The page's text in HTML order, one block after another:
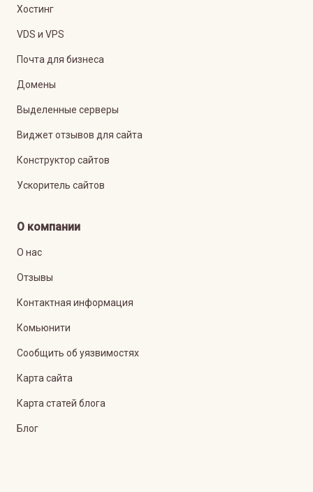
Хостинг
VDS и VPS
Почта для бизнеса
Домены
Выделенные серверы
Виджет отзывов для сайта
Конструктор сайтов
Ускоритель сайтов
О компании
О нас
Отзывы
Контактная информация
Комьюнити
Сообщить об уязвимостях
Карта сайта
Карта статей блога
Блог